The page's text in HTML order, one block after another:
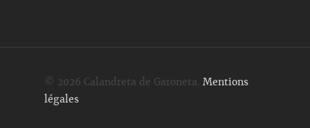
© 2026 Calandreta de Garoneta. Mentions
légales